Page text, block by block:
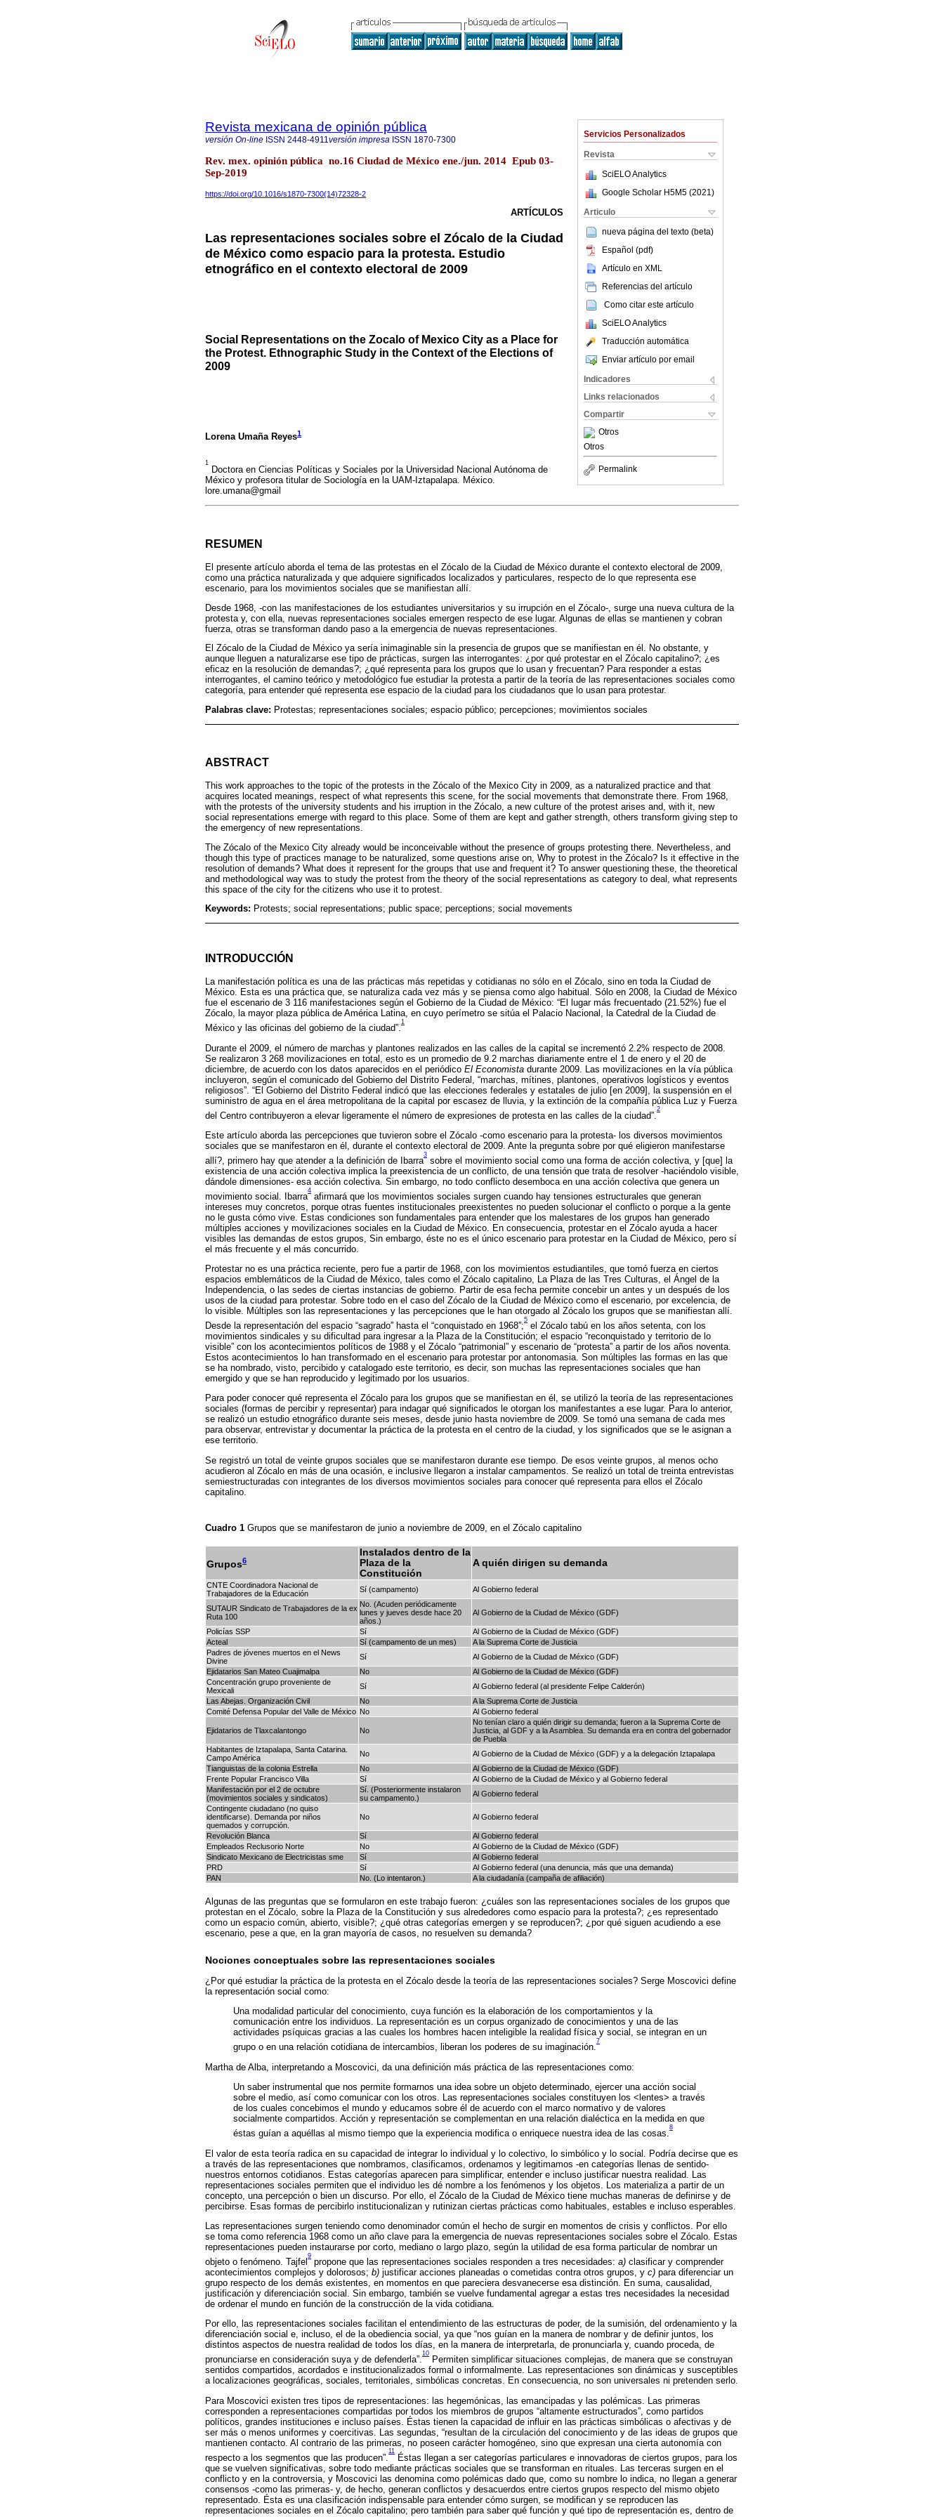
Servicios Personalizados
Revista
SciELO Analytics
Google Scholar H5M5 (2021 )
Articulo
nueva página del texto (beta)
Español (pdf)
Artículo en XML
Referencias del artículo
Como citar este artículo
SciELO Analytics
Traducción automática
Enviar artículo por email
Indicadores
Links relacionados
Compartir
Otros
Otros
Permalink
Revista mexicana de opinión pública
versión On-line ISSN 2448-4911versión impresa ISSN 1870-7300
Rev. mex. opinión pública no.16 Ciudad de México ene./jun. 2014 Epub 03-
Sep-2019
https://doi.org/10.1016/s1870-7300(14)72328-2
ARTÍCULOS
Las representaciones sociales sobre el Zócalo de la Ciudad
de México como espacio para la protesta. Estudio
etnográfico en el contexto electoral de 2009
Social Representations on the Zocalo of Mexico City as a Place for
the Protest. Ethnographic Study in the Context of the Elections of
2009
Lorena Umaña Reyes1
1
Doctora en Ciencias Políticas y Sociales por la Universidad Nacional Autónoma de
México y profesora titular de Sociología en la UAM-Iztapalapa. México.
lore.umana@gmail
RESUMEN
El presente artículo aborda el tema de las protestas en el Zócalo de la Ciudad de México durante el contexto electoral de 2009,
como una práctica naturalizada y que adquiere significados localizados y particulares, respecto de lo que representa ese
escenario, para los movimientos sociales que se manifiestan allí.
Desde 1968, -con las manifestaciones de los estudiantes universitarios y su irrupción en el Zócalo-, surge una nueva cultura de la
protesta y, con ella, nuevas representaciones sociales emergen respecto de ese lugar. Algunas de ellas se mantienen y cobran
fuerza, otras se transforman dando paso a la emergencia de nuevas representaciones.
El Zócalo de la Ciudad de México ya sería inimaginable sin la presencia de grupos que se manifiestan en él. No obstante, y
aunque lleguen a naturalizarse ese tipo de prácticas, surgen las interrogantes: ¿por qué protestar en el Zócalo capitalino?; ¿es
eficaz en la resolución de demandas?; ¿qué representa para los grupos que lo usan y frecuentan? Para responder a estas
interrogantes, el camino teórico y metodológico fue estudiar la protesta a partir de la teoría de las representaciones sociales como
categoría, para entender qué representa ese espacio de la ciudad para los ciudadanos que lo usan para protestar.
Palabras clave: Protestas; representaciones sociales; espacio público; percepciones; movimientos sociales
ABSTRACT
This work approaches to the topic of the protests in the Zócalo of the Mexico City in 2009, as a naturalized practice and that
acquires located meanings, respect of what represents this scene, for the social movements that demonstrate there. From 1968,
with the protests of the university students and his irruption in the Zócalo, a new culture of the protest arises and, with it, new
social representations emerge with regard to this place. Some of them are kept and gather strength, others transform giving step to
the emergency of new representations.
The Zócalo of the Mexico City already would be inconceivable without the presence of groups protesting there. Nevertheless, and
though this type of practices manage to be naturalized, some questions arise on, Why to protest in the Zócalo? Is it effective in the
resolution of demands? What does it represent for the groups that use and frequent it? To answer questioning these, the theoretical
and methodological way was to study the protest from the theory of the social representations as category to deal, what represents
this space of the city for the citizens who use it to protest.
Keywords: Protests; social representations; public space; perceptions; social movements
INTRODUCCIÓN
La manifestación política es una de las prácticas más repetidas y cotidianas no sólo en el Zócalo, sino en toda la Ciudad de
México. Esta es una práctica que, se naturaliza cada vez más y se piensa como algo habitual. Sólo en 2008, la Ciudad de México
fue el escenario de 3 116 manifestaciones según el Gobierno de la Ciudad de México: “El lugar más frecuentado (21.52%) fue el
Zócalo, la mayor plaza pública de América Latina, en cuyo perímetro se sitúa el Palacio Nacional, la Catedral de la Ciudad de
México y las oficinas del gobierno de la ciudad”.
1
Durante el 2009, el número de marchas y plantones realizados en las calles de la capital se incrementó 2.2% respecto de 2008.
Se realizaron 3 268 movilizaciones en total, esto es un promedio de 9.2 marchas diariamente entre el 1 de enero y el 20 de
diciembre, de acuerdo con los datos aparecidos en el periódico El Economista durante 2009. Las movilizaciones en la vía pública
incluyeron, según el comunicado del Gobierno del Distrito Federal, “marchas, mítines, plantones, operativos logísticos y eventos
religiosos”. “El Gobierno del Distrito Federal indicó que las elecciones federales y estatales de julio [en 2009], la suspensión en el
suministro de agua en el área metropolitana de la capital por escasez de lluvia, y la extinción de la compañía pública Luz y Fuerza
del Centro contribuyeron a elevar ligeramente el número de expresiones de protesta en las calles de la ciudad”.
2
Este artículo aborda las percepciones que tuvieron sobre el Zócalo -como escenario para la protesta- los diversos movimientos
sociales que se manifestaron en él, durante el contexto electoral de 2009. Ante la pregunta sobre por qué eligieron manifestarse
allí?, primero hay que atender a la definición de Ibarra
3
sobre el movimiento social como una forma de acción colectiva, y [que] la
existencia de una acción colectiva implica la preexistencia de un conflicto, de una tensión que trata de resolver -haciéndolo visible,
dándole dimensiones- esa acción colectiva. Sin embargo, no todo conflicto desemboca en una acción colectiva que genera un
movimiento social. Ibarra
4
afirmará que los movimientos sociales surgen cuando hay tensiones estructurales que generan
intereses muy concretos, porque otras fuentes institucionales preexistentes no pueden solucionar el conflicto o porque a la gente
no le gusta cómo vive. Estas condiciones son fundamentales para entender que los malestares de los grupos han generado
múltiples acciones y movilizaciones sociales en la Ciudad de México. En consecuencia, protestar en el Zócalo ayuda a hacer
visibles las demandas de estos grupos, Sin embargo, éste no es el único escenario para protestar en la Ciudad de México, pero sí
el más frecuente y el más concurrido.
Protestar no es una práctica reciente, pero fue a partir de 1968, con los movimientos estudiantiles, que tomó fuerza en ciertos
espacios emblemáticos de la Ciudad de México, tales como el Zócalo capitalino, La Plaza de las Tres Culturas, el Ángel de la
Independencia, o las sedes de ciertas instancias de gobierno. Partir de esa fecha permite concebir un antes y un después de los
usos de la ciudad para protestar. Sobre todo en el caso del Zócalo de la Ciudad de México como el escenario, por excelencia, de
lo visible. Múltiples son las representaciones y las percepciones que le han otorgado al Zócalo los grupos que se manifiestan allí.
Desde la representación del espacio “sagrado” hasta el “conquistado en 1968”;
5
el Zócalo tabú en los años setenta, con los
movimientos sindicales y su dificultad para ingresar a la Plaza de la Constitución; el espacio “reconquistado y territorio de lo
visible” con los acontecimientos políticos de 1988 y el Zócalo “patrimonial” y escenario de “protesta” a partir de los años noventa.
Estos acontecimientos lo han transformado en el escenario para protestar por antonomasia. Son múltiples las formas en las que
se ha nombrado, visto, percibido y catalogado este territorio, es decir, son muchas las representaciones sociales que han
emergido y que se han reproducido y legitimado por los usuarios.
Para poder conocer qué representa el Zócalo para los grupos que se manifiestan en él, se utilizó la teoría de las representaciones
sociales (formas de percibir y representar) para indagar qué significados le otorgan los manifestantes a ese lugar. Para lo anterior,
se realizó un estudio etnográfico durante seis meses, desde junio hasta noviembre de 2009. Se tomó una semana de cada mes
para observar, entrevistar y documentar la práctica de la protesta en el centro de la ciudad, y los significados que se le asignan a
ese territorio.
Se registró un total de veinte grupos sociales que se manifestaron durante ese tiempo. De esos veinte grupos, al menos ocho
acudieron al Zócalo en más de una ocasión, e inclusive llegaron a instalar campamentos. Se realizó un total de treinta entrevistas
semiestructuradas con integrantes de los diversos movimientos sociales para conocer qué representa para ellos el Zócalo
capitalino.
Cuadro 1 Grupos que se manifestaron de junio a noviembre de 2009, en el Zócalo capitalino
Grupos6
Instalados dentro de la
Plaza de la
Constitución
A quién dirigen su demanda
CNTE Coordinadora Nacional de
Trabajadores de la Educación
Sí (campamento) Al Gobierno federal
SUTAUR Sindicato de Trabajadores de la ex
Ruta 100
No. (Acuden periódicamente
lunes y jueves desde hace 20
años.)
Al Gobierno de la Ciudad de México (GDF)
Policías SSP Sí
Al Gobierno de la Ciudad de México (GDF)
Acteal
Sí (campamento de un mes)
A la Suprema Corte de Justicia
Padres de jóvenes muertos en el News
Divine
Sí
Al Gobierno de la Ciudad de México (GDF)
Ejidatarios San Mateo Cuajimalpa
No
Al Gobierno de la Ciudad de México (GDF)
Concentración grupo proveniente de
Mexicali
Sí
Al Gobierno federal (al presidente Felipe Calderón)
Las Abejas. Organización Civil
No
A la Suprema Corte de Justicia
Comité Defensa Popular del Valle de México No Al Gobierno federal
Ejidatarios de Tlaxcalantongo No
No tenían claro a quién dirigir su demanda; fueron a la Suprema Corte de
Justicia, al GDF y a la Asamblea. Su demanda era en contra del gobernador
de Puebla
Habitantes de Iztapalapa, Santa Catarina.
Campo América
No
Al Gobierno de la Ciudad de México (GDF) y a la delegación Iztapalapa
Tianguistas de la colonia Estrella
No
Al Gobierno de la Ciudad de México (GDF)
Frente Popular Francisco Villa
Sí
Al Gobierno de la Ciudad de México y al Gobierno federal
Manifestación por el 2 de octubre
(movimientos sociales y sindicatos)
Sí. (Posteriormente instalaron
su campamento.)
Al Gobierno federal
Contingente ciudadano (no quiso
identificarse). Demanda por niños
quemados y corrupción.
No Al Gobierno federal
Revolución Blanca Sí
Al Gobierno federal
Empleados Reclusorio Norte
No
Al Gobierno de la Ciudad de México (GDF)
Sindicato Mexicano de Electricistas sme
Sí
Al Gobierno federal
PRD
Sí
Al Gobierno federal (una denuncia, más que una demanda)
PAN
No. (Lo intentaron.) A la ciudadanía (campaña de afiliación)
Algunas de las preguntas que se formularon en este trabajo fueron: ¿cuáles son las representaciones sociales de los grupos que
protestan en el Zócalo, sobre la Plaza de la Constitución y sus alrededores como espacio para la protesta?; ¿es representado
como un espacio común, abierto, visible?; ¿qué otras categorías emergen y se reproducen?; ¿por qué siguen acudiendo a ese
escenario, pese a que, en la gran mayoría de casos, no resuelven su demanda?
Nociones conceptuales sobre las representaciones sociales
¿Por qué estudiar la práctica de la protesta en el Zócalo desde la teoría de las representaciones sociales? Serge Moscovici define
la representación social como:
Una modalidad particular del conocimiento, cuya función es la elaboración de los comportamientos y la
comunicación entre los individuos. La representación es un corpus organizado de conocimientos y una de las
actividades psíquicas gracias a las cuales los hombres hacen inteligible la realidad física y social, se integran en un
grupo o en una relación cotidiana de intercambios, liberan los poderes de su imaginación.
7
Martha de Alba, interpretando a Moscovici, da una definición más práctica de las representaciones como:
Un saber instrumental que nos permite formarnos una idea sobre un objeto determinado, ejercer una acción social
sobre el medio, así como comunicar con los otros. Las representaciones sociales constituyen los <lentes> a través
de los cuales concebimos el mundo y educamos sobre él de acuerdo con el marco normativo y de valores
socialmente compartidos. Acción y representación se complementan en una relación dialéctica en la medida en que
éstas guían a aquéllas al mismo tiempo que la experiencia modifica o enriquece nuestra idea de las cosas.
8
El valor de esta teoría radica en su capacidad de integrar lo individual y lo colectivo, lo simbólico y lo social. Podría decirse que es
a través de las representaciones que nombramos, clasificamos, ordenamos y legitimamos -en categorías llenas de sentido-
nuestros entornos cotidianos. Estas categorías aparecen para simplificar, entender e incluso justificar nuestra realidad. Las
representaciones sociales permiten que el individuo les dé nombre a los fenómenos y los objetos. Los materializa a partir de un
concepto, una percepción o bien un discurso. Por ello, el Zócalo de la Ciudad de México tiene muchas maneras de definirse y de
percibirse. Esas formas de percibirlo institucionalizan y rutinizan ciertas prácticas como habituales, estables e incluso esperables.
Las representaciones surgen teniendo como denominador común el hecho de surgir en momentos de crisis y conflictos. Por ello
se toma como referencia 1968 como un año clave para la emergencia de nuevas representaciones sociales sobre el Zócalo. Estas
representaciones pueden instaurarse por corto, mediano o largo plazo, según la utilidad de esa forma particular de nombrar un
objeto o fenómeno. Tajfel
9
propone que las representaciones sociales responden a tres necesidades: a) clasificar y comprender
acontecimientos complejos y dolorosos; b) justificar acciones planeadas o cometidas contra otros grupos, y c) para diferenciar un
grupo respecto de los demás existentes, en momentos en que pareciera desvanecerse esa distinción. En suma, causalidad,
justificación y diferenciación social. Sin embargo, también se vuelve fundamental agregar a estas tres necesidades la necesidad
de ordenar el mundo en función de la construcción de la vida cotidiana.
Por ello, las representaciones sociales facilitan el entendimiento de las estructuras de poder, de la sumisión, del ordenamiento y la
diferenciación social e, incluso, el de la obediencia social, ya que “nos guían en la manera de nombrar y de definir juntos, los
distintos aspectos de nuestra realidad de todos los días, en la manera de interpretarla, de pronunciarla y, cuando proceda, de
pronunciarse en consideración suya y de defenderla”.
10
Permiten simplificar situaciones complejas, de manera que se construyan
sentidos compartidos, acordados e institucionalizados formal o informalmente. Las representaciones son dinámicas y susceptibles
a localizaciones geográficas, sociales, territoriales, simbólicas concretas. En consecuencia, no son universales ni pretenden serlo.
Para Moscovici existen tres tipos de representaciones: las hegemónicas, las emancipadas y las polémicas. Las primeras
corresponden a representaciones compartidas por todos los miembros de grupos “altamente estructurados”, como partidos
políticos, grandes instituciones e incluso países. Éstas tienen la capacidad de influir en las prácticas simbólicas o afectivas y de
ser más o menos uniformes y coercitivas. Las segundas, “resultan de la circulación del conocimiento y de las ideas de grupos que
mantienen contacto. Al contrario de las primeras, no poseen carácter homogéneo, sino que expresan una cierta autonomía con
respecto a los segmentos que las producen”.
11
Éstas llegan a ser categorías particulares e innovadoras de ciertos grupos, para los
que se vuelven significativas, sobre todo mediante prácticas sociales que se transforman en rituales. Las terceras surgen en el
conflicto y en la controversia, y Moscovici las denomina como polémicas dado que, como su nombre lo indica, no llegan a generar
consensos -como las primeras- y, de hecho, generan conflictos y desacuerdos entre ciertos grupos respecto del mismo objeto
representado. Ésta es una clasificación indispensable para entender cómo surgen, se modifican y se reproducen las
representaciones sociales en el Zócalo capitalino; pero también para saber qué función y qué tipo de representación es, dentro de